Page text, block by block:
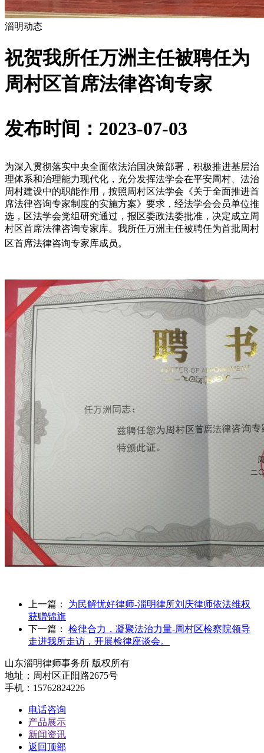
淄明动态
祝贺我所任万洲主任被聘任为
周村区首席法律咨询专家
发布时间：2023-07-03
为深入贯彻落实中央全面依法治国决策部署，积极推进基层治
理体系和治理能力现代化，充分发挥法学会在平安周村、法治
周村建设中的职能作用，按照周村区法学会《关于全面推进首
席法律咨询专家制度的实施方案》要求，经法学会会员单位推
选，区法学会党组研究通过，报区委政法委批准，决定成立周
村区首席法律咨询专家库。我所任万洲主任被聘任为首批周村
区首席法律咨询专家库成员。
上一篇：
为民解忧好律师-淄明律所刘庆律师依法维权
获赠锦旗
下一篇：
检律合力，凝聚法治力量-周村区检察院领导
走进我所走访，开展检律座谈会。
山东淄明律师事务所 版权所有
地址：周村区正阳路2675号
手机：15762824226
电话咨询
产品展示
新闻资讯
返回顶部